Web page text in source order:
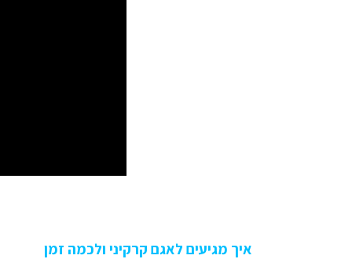
איך מגיעים לאגם קרקיני ולכמה זמן